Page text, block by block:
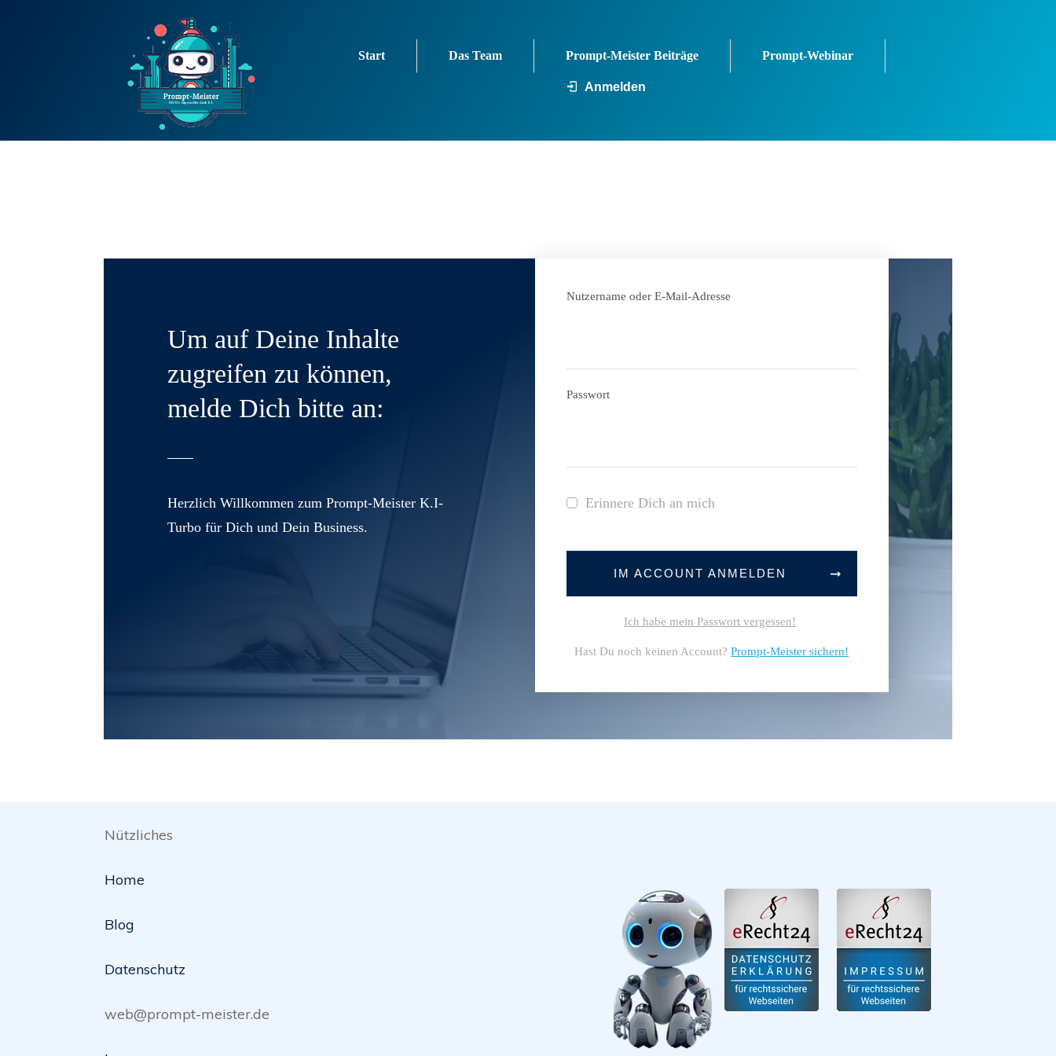
Start Das Team Prompt-Meister Beiträge Prompt-Webinar
Anmelden
Um auf Deine Inhalte
zugreifen zu können,
melde Dich bitte an:
Herzlich Willkommen zum Prompt-Meister K.I-
Turbo für Dich und Dein Business.
Nutzername oder E-Mail-Adresse
Passwort
Erinnere Dich an mich
IM ACCOUNT ANMELDEN
Ich habe mein Passwort vergessen!
Hast Du noch keinen Account?Prompt-Meister sichern!
Nützliches
Home
Blog
Datenschutz
web@prompt-meister.de